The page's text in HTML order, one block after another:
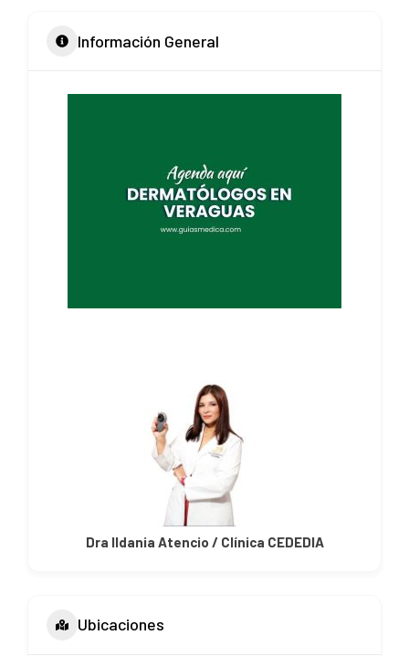
Información General
Dra Ildania Atencio / Clínica CEDEDIA
Ubicaciones